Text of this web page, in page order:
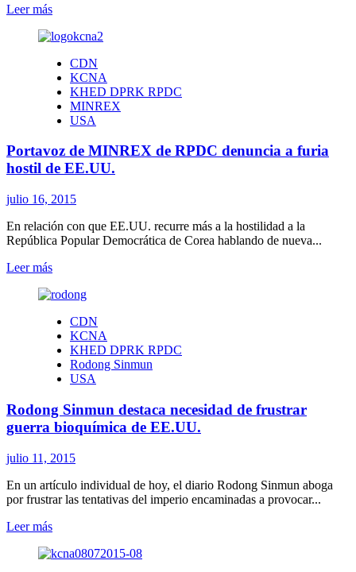
Leer másLeer
sobre
de
felicitación
de
KIM
JONG
en
la
Conferencia
Nacional
de
Veteranos
CDN
KCNA
KHED DPRK RPDC
MINREX
USA
Portavoz de MINREX de RPDC denuncia a furia
hostil de EE.UU.
julio 16, 2015
En relación con que EE.UU. recurre más a la hostilidad a la
República Popular Democrática de Corea hablando de nueva...
Leer másLeer
sobre
de
MINREX
de
RPDC
denuncia
furia
hostil
de
EE.UU.
CDN
KCNA
KHED DPRK RPDC
Rodong Sinmun
USA
Rodong Sinmun destaca necesidad de frustrar
guerra bioquímica de EE.UU.
julio 11, 2015
En un artículo individual de hoy, el diario Rodong Sinmun aboga
por frustrar las tentativas del imperio encaminadas a provocar...
Leer másLeer
sobre